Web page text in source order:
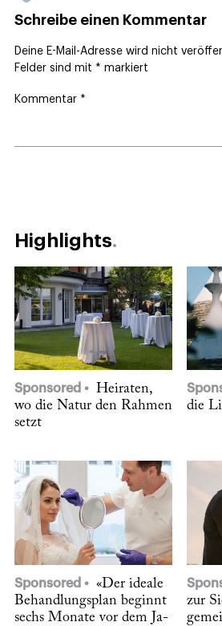
Schreibe einen Kommentar
Deine E-Mail-Adresse wird nicht
Felder sind mit * markiert
Kommentar *
Highlights
Sponsored
Heiraten,
wo die Natur den Rahmen
setzt
die
Sponsored
«Der ideale
Behandlungsplan beginnt
sechs Monate vor dem Ja-
zur